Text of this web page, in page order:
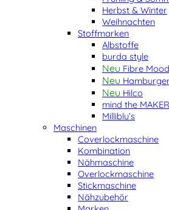
Herbst & Winter
Weihnachten
Stoffmarken
Albstoffe
burda style
Fibre Mood
Hilco
mind the MAKER
Milliblu’s
Maschinen
Coverlockmaschine
Kombination
Nähmaschine
Overlockmaschine
Stickmaschine
Nähzubehör